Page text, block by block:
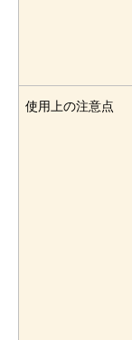
使用上の注意点